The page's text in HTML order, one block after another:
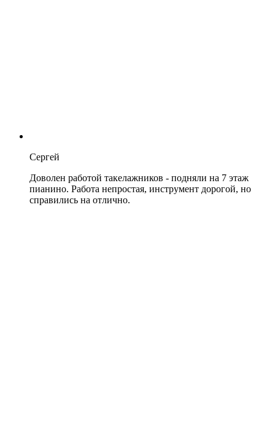
Сергей
Доволен работой такелажников - подняли на 7 этаж
пианино. Работа непростая, инструмент дорогой, но
справились на отлично.